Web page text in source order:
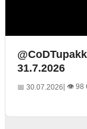
31.7.2026
📅 30.07.2026| 👁️ 98